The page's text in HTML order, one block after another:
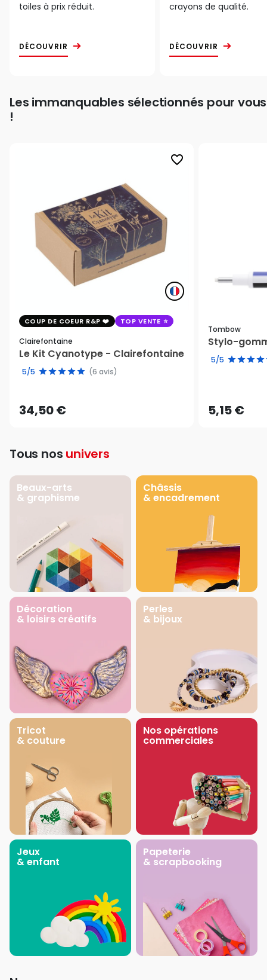
toiles à prix réduit.
DÉCOUVRIR
crayons de qualité.
DÉCOUVRIR
Les immanquables sélectionnés pour vous
!
favorite_border
COUP DE COEUR R&P TOP VENTE
Clairefontaine
Le Kit Cyanotype - Clairefontaine
5/5 (6 avis)
34,50 €
Tombow
Stylo-
5/5
5,15 €
Tous nos univers
Beaux-arts
& graphisme
Châssis
& encadrement
Décoration
& loisirs créatifs
Perles
& bijoux
Tricot
& couture
Nos opérations
commerciales
Jeux
& enfant
Papeterie
& scrapbooking